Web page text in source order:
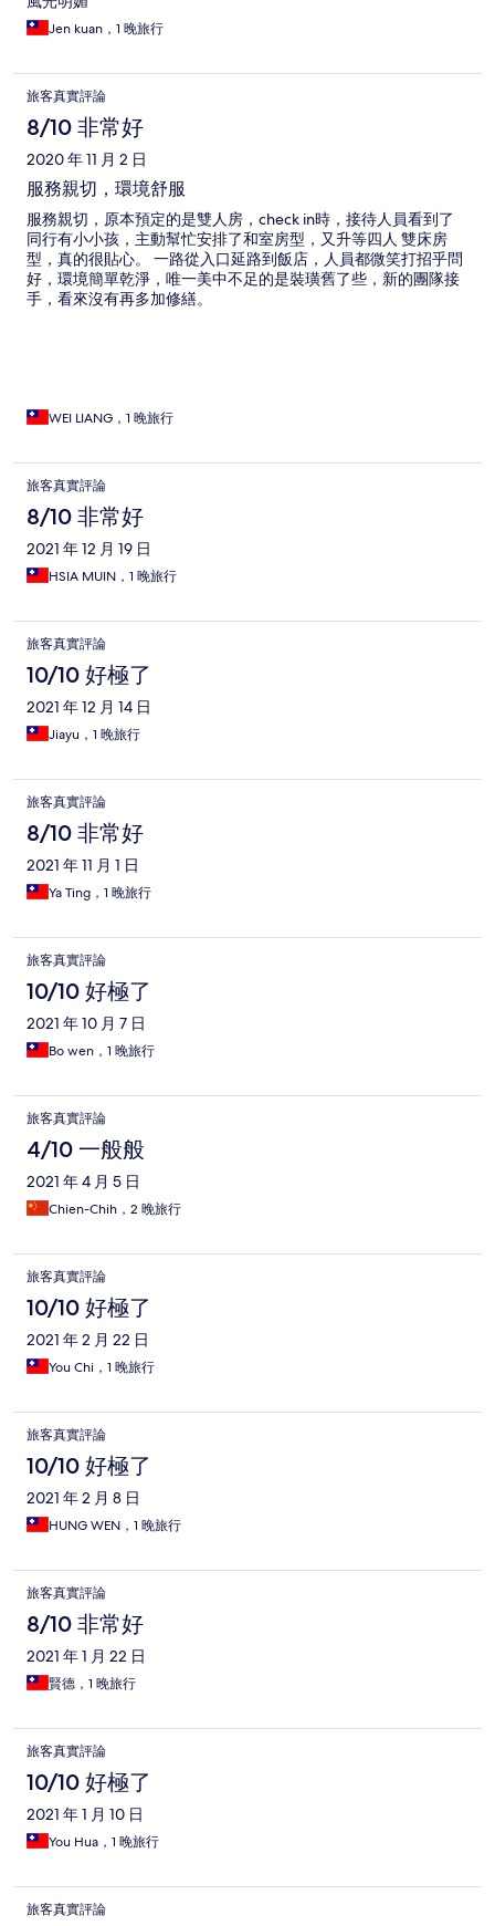
Jen kuan，1 晚旅行
旅客真實評論
8/10 非常好
2020 年 11 月 2 日
服務親切，環境舒服
服務親切，原本預定的是雙人房，check in時，接待人員看到了
同行有小小孩，主動幫忙安排了和室房型，又升等四人 雙床房
型，真的很貼心。 一路從入口延路到飯店，人員都微笑打招乎問
好，環境簡單乾淨，唯一美中不足的是裝璜舊了些，新的團隊接
手，看來沒有再多加修繕。
WEI LIANG，1 晚旅行
旅客真實評論
8/10 非常好
2021 年 12 月 19 日
HSIA MUIN，1 晚旅行
旅客真實評論
10/10 好極了
2021 年 12 月 14 日
Jiayu，1 晚旅行
旅客真實評論
8/10 非常好
2021 年 11 月 1 日
Ya Ting，1 晚旅行
旅客真實評論
10/10 好極了
2021 年 10 月 7 日
Bo wen，1 晚旅行
旅客真實評論
4/10 一般般
2021 年 4 月 5 日
Chien-Chih，2 晚旅行
旅客真實評論
10/10 好極了
2021 年 2 月 22 日
You Chi，1 晚旅行
旅客真實評論
10/10 好極了
2021 年 2 月 8 日
HUNG WEN，1 晚旅行
旅客真實評論
8/10 非常好
2021 年 1 月 22 日
賢德，1 晚旅行
旅客真實評論
10/10 好極了
2021 年 1 月 10 日
You Hua，1 晚旅行
旅客真實評論